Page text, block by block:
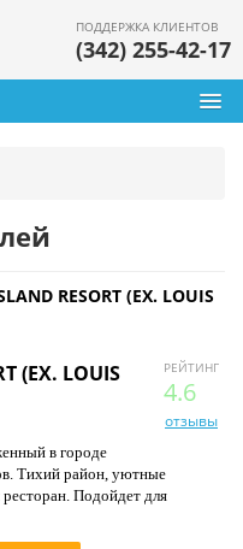
ПОДДЕРЖКА КЛИЕНТОВ
(342) 255-42-17
RESORT (EX. LOUIS
РЕЙТИНГ
4.6
отзывы
(EX. LOUIS
в городе
Тихий район, уютные
Подойдет для